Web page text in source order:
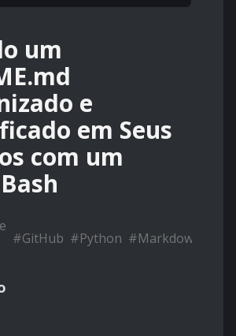
um
e
em Seus
com um
#GitHub #Python #Markdown